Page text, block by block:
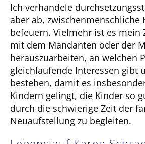
Ich verhandele
aber ab, zwischenmenschliche
befeuern. Vielmehr ist es mein
mit dem Mandanten oder der
herauszuarbeiten, an welchen
gleichlaufende Interessen gibt
bestehen, damit es
Kindern gelingt, die Kinder so
durch die schwierige Zeit der
Neuaufstellung zu begleiten.